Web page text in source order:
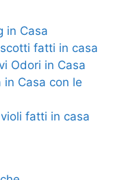
in Casa
fatti in casa
Odori in Casa
in Casa con le
fatti in casa